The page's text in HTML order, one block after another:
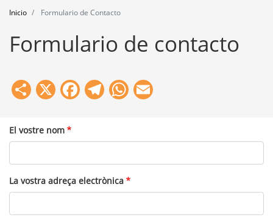
Agenda
Formación
Herramientas
Inicio Formulario de Contacto
Formulario de contacto
Share
X Facebook
Telegram
WhatsApp
El vostre nom
La vostra adreça electrònica